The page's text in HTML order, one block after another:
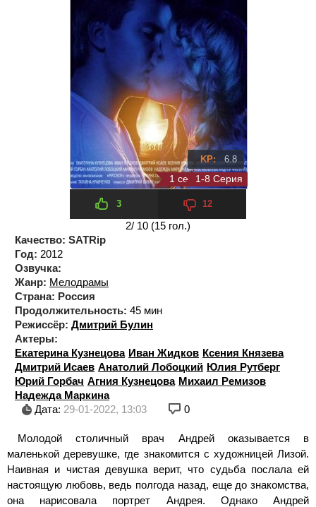
1 сезон 8 серия
1-8 Серия
KP: 6.8
3 12
2/ 10 (15 гол.)
Качество: SATRip
Год: 2012
Озвучка:
Жанр: Мелодрамы
Страна: Россия
Продолжительность: 45 мин
Режиссёр: Дмитрий Булин
Актеры:
Екатерина Кузнецова Иван Жидков Ксения Князева
Дмитрий Исаев Анатолий Лобоцкий Юлия Рутберг
Юрий Горбач Агния Кузнецова Михаил Ремизов
Надежда Маркина
Дата: 29-01-2022, 13:03 0
Молодой столичный врач Андрей оказывается в
маленькой деревушке, где знакомится с художницей Лизой.
Наивная и чистая девушка верит, что судьба послала ей
настоящую любовь, ведь полгода назад, еще до знакомства,
она нарисовала портрет Андрея. Однако Андрей